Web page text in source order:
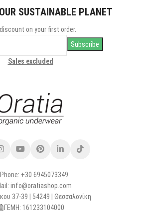
SUSTAINABLE PLANET
on your first order.
Sales excluded
Phone: +30 6945073349
info@oratiashop.com
37-39 | 54249 | Θεσσαλονίκη
ΓΕΜΗ: 161233104000